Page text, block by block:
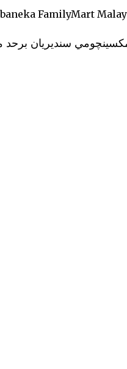
FamilyMart
سنديريان برحد